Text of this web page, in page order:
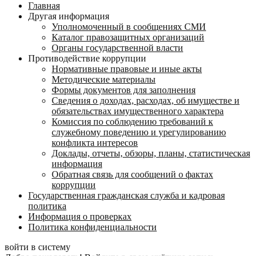
Главная
Другая информация
Уполномоченный в сообщениях СМИ
Каталог правозащитных организаций
Органы государственной власти
Противодействие коррупции
Нормативные правовые и иные акты
Методические материалы
Формы документов для заполнения
Сведения о доходах, расходах, об имуществе и
обязательствах имущественного характера
Комиссия по соблюдению требований к
служебному поведению и урегулированию
конфликта интересов
Доклады, отчеты, обзоры, планы, статистическая
информация
Обратная связь для сообщений о фактах
коррупции
Государственная гражданская служба и кадровая
политика
Информация о проверках
Политика конфиденциальности
войти в систему